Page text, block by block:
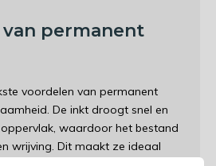
permanent
voordelen van permanent
De inkt droogt snel en
waardoor het bestand
wrijving. Dit maakt ze ideaal